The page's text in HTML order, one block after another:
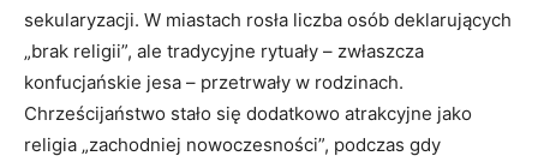
sekularyzacji. W miastach rosła liczba osób deklarujących
„brak religii”, ale tradycyjne rytuały – zwłaszcza
konfucjańskie jesa – przetrwały w rodzinach.
Chrześcijaństwo stało się dodatkowo atrakcyjne jako
religia „zachodniej nowoczesności”, podczas gdy